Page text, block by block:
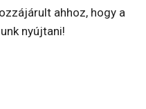
ahhoz, hogy a
nyújtani!